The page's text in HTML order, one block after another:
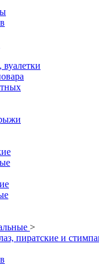
>
пиратские и